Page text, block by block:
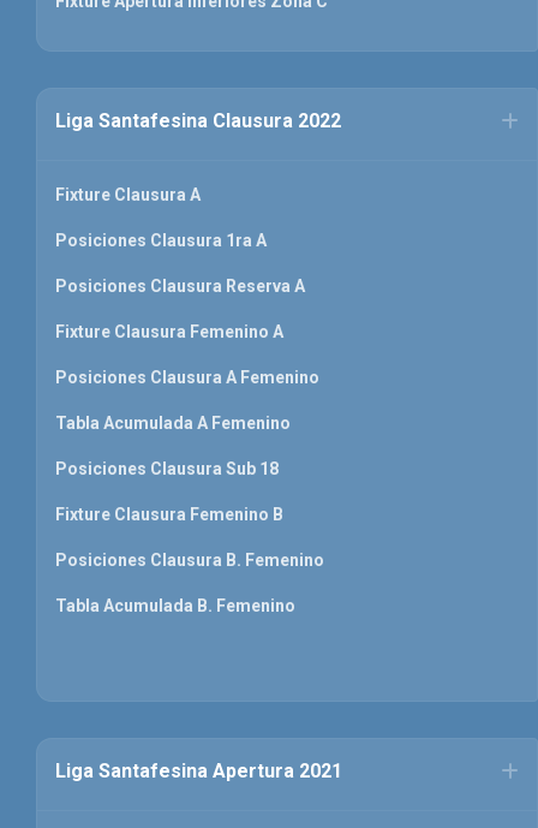
Liga Santafesina Clausura 2022
Fixture Clausura A
Posiciones Clausura 1ra A
Posiciones Clausura Reserva A
Fixture Clausura Femenino A
Posiciones Clausura A Femenino
Tabla Acumulada A Femenino
Posiciones Clausura Sub 18
Fixture Clausura Femenino B
Posiciones Clausura B. Femenino
Tabla Acumulada B. Femenino
Liga Santafesina Apertura 2021